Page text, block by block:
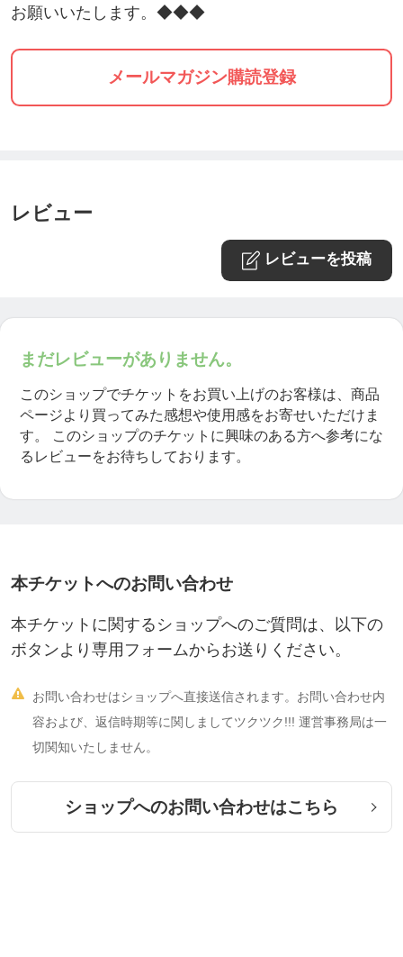
お願いいたします。◆◆◆
メールマガジン購読登録
レビュー
レビューを投稿
まだレビューがありません。
このショップでチケットをお買い上げのお客様は、商品
ページより買ってみた感想や使用感をお寄せいただけま
す。
このショップのチケットに興味のある方へ参考にな
るレビューをお待ちしております。
本チケットへのお問い合わせ
本チケットに関するショップへのご質問は、以下の
ボタンより専用フォームからお送りください。

お問い合わせはショップへ直接送信されます。お問い合わせ内
容および、返信時期等に関しましてツクツク!!! 運営事務局は一
切関知いたしません。
ショップへのお問い合わせはこちら